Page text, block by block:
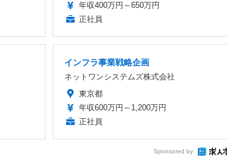
年収400万円～650万円
正社員
インフラ事業戦略企画
ネットワンシステムズ株式会社
東京都
年収600万円～1,200万円
正社員
Sponsored by